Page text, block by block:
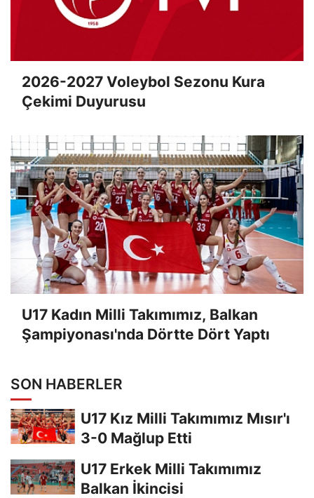
2026-2027 Voleybol Sezonu Kura
Çekimi Duyurusu
U17 Kadın Milli Takımımız, Balkan
Şampiyonası'nda Dörtte Dört Yaptı
SON HABERLER
U17 Kız Milli Takımımız Mısır'ı
3-0 Mağlup Etti
U17 Erkek Milli Takımımız
Balkan İkincisi